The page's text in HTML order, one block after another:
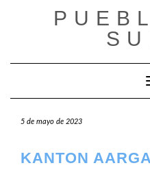
5 de mayo de 2023
KANTON